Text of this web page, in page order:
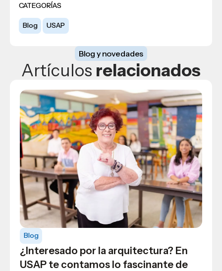
CATEGORÍAS
Blog USAP
Blog y novedades
Artículos relacionados
Blog
¿Interesado por la arquitectura? En
USAP te contamos lo fascinante de
Blog General
Descubre las ramas del turismo y
conviértete en un experto: guía
completa para una carrera exitosa
Blog General
USAP obtiene prestigioso sello
Lifelong Learning University en la
categoría PLATA